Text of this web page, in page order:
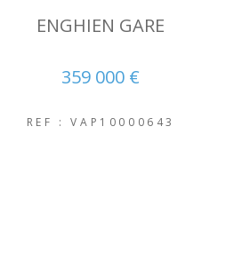
ENGHIEN GARE
359 000 €
REF : VAP10000643